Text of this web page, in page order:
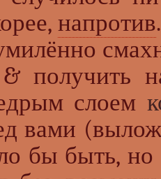
напротив
получить
слоем
вами
бы быть, но